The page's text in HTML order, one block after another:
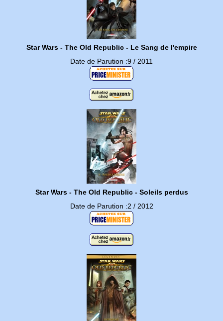
Star Wars - The Old Republic - Le Sang de l'empire
Date de Parution :9 / 2011
Star Wars - The Old Republic - Soleils perdus
Date de Parution :2 / 2012